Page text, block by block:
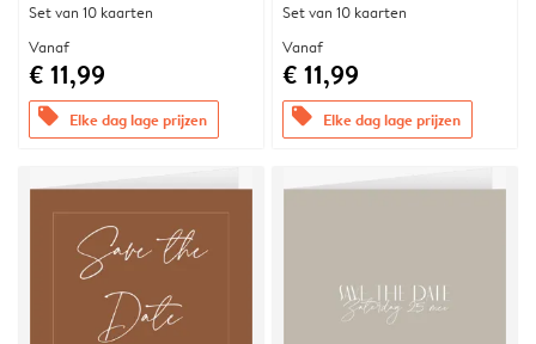
Set van 10 kaarten
Vanaf
€ 11,99
offers Elke dag lage prijzen
Set van 10 kaarten
Vanaf
€ 11,99
offers Elke dag lage prijzen